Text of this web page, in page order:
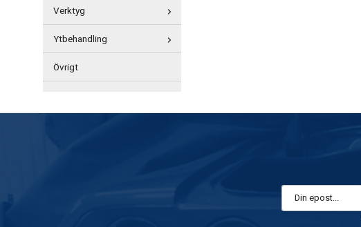
Verktyg
Ytbehandling
Övrigt